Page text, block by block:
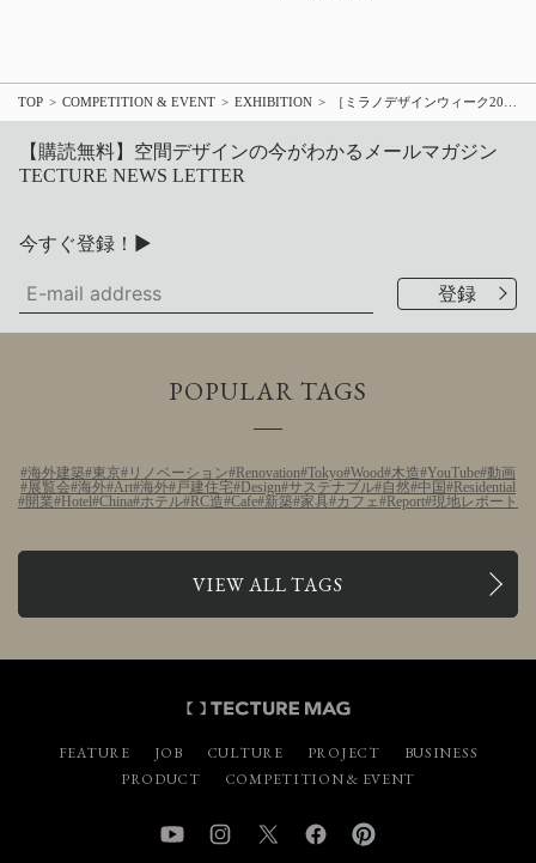
TOP COMPETITION & EVENT EXHIBITION
【購読無料】空間デザインの今がわかるメールマガジン
TECTURE NEWS LETTER
今すぐ登録！▶
POPULAR TAGS
海外建築 東京 リノベーション Renovation Tokyo Wood 木造 YouTube 動画
展覧会 海外 Art 海外 戸建住宅 Design サステナブル 自然 中国 Residential
開業 Hotel China ホテル RC造 Cafe 新築 家具 カフェ Report 現地レポート
VIEW ALL TAGS
FEATURE JOB CULTURE PROJECT
BUSINESS
PRODUCT
COMPETITION & EVENT
YouTube InstagramTwitter Facebook